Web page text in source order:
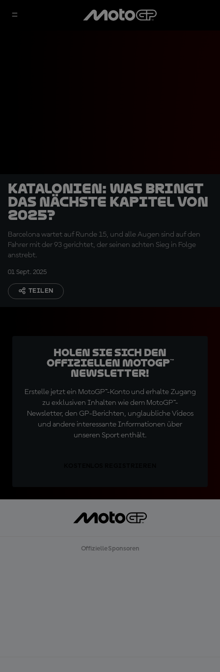
Katalonien: Was bringt
das nächste Kapitel von
2025?
Barcelona wartet auf Runde 15, und alle Augen sind auf den
Fahrer mit der 93 gerichtet, der seinen achten Sieg in Folge
anstrebt.
01 Sept. 2025
TEILEN
Holen Sie sich den
offiziellen MotoGP™
Newsletter!
Erstelle jetzt ein MotoGP™-Konto und erhalte Zugang
zu exklusiven Inhalten wie dem MotoGP™-
Newsletter, den GP-Berichten, unglaubliche Videos
und andere interessante Informationen über
unseren Sport enthält.
Offizielle Sponsoren